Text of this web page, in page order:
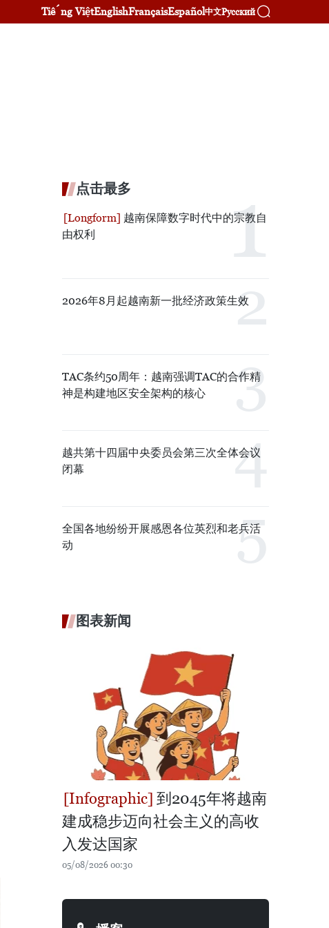
Tiếng ViệtEnglishFrançaisEspañol中文Русский
点击最多
越南保障数字时代中的宗教自
由权利
2026年8月起越南新一批经济政策生效
TAC条约50周年：越南强调TAC的合作精
神是构建地区安全架构的核心
越共第十四届中央委员会第三次全体会议
闭幕
全国各地纷纷开展感恩各位英烈和老兵活
动
图表新闻
到2045年将越南
建成稳步迈向社会主义的高收
入发达国家
05/08/2026 00:30